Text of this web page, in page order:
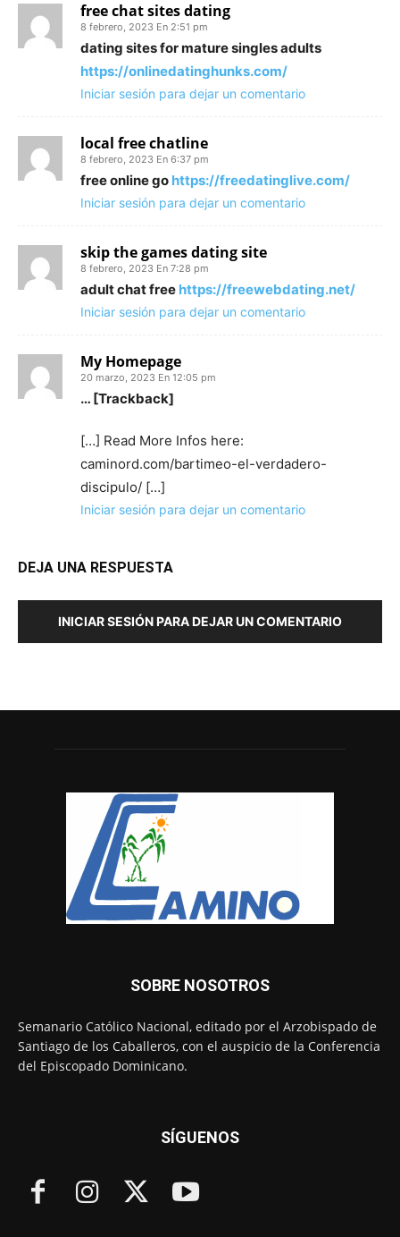
free chat sites dating
8 febrero, 2023 En 2:51 pm
dating sites for mature singles adults
https://onlinedatinghunks.com/
Iniciar sesión para dejar un comentario
local free chatline
8 febrero, 2023 En 6:37 pm
free online go https://freedatinglive.com/
Iniciar sesión para dejar un comentario
skip the games dating site
8 febrero, 2023 En 7:28 pm
adult chat free https://freewebdating.net/
Iniciar sesión para dejar un comentario
My Homepage
20 marzo, 2023 En 12:05 pm
… [Trackback]
[…] Read More Infos here:
caminord.com/bartimeo-el-verdadero-
discipulo/ […]
Iniciar sesión para dejar un comentario
DEJA UNA RESPUESTA
INICIAR SESIÓN PARA DEJAR UN COMENTARIO
SOBRE NOSOTROS
Semanario Católico Nacional, editado por el Arzobispado de
Santiago de los Caballeros, con el auspicio de la Conferencia
del Episcopado Dominicano.
SÍGUENOS